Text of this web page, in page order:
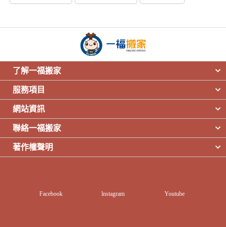
搬家公司挑選(4)
搬家包材(1) 搬家習俗(1)
了解一福搬家
服務項目
網站資訊
聯絡一福搬家
著作權聲明
Facebook lnstagram Youtube